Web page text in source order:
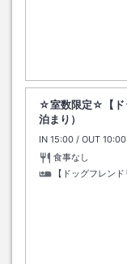
☆室数限定☆【ド
泊まり）
IN チェックイン
15:00 / OUT チェ
10:00
食事なし
【ドッグフレン